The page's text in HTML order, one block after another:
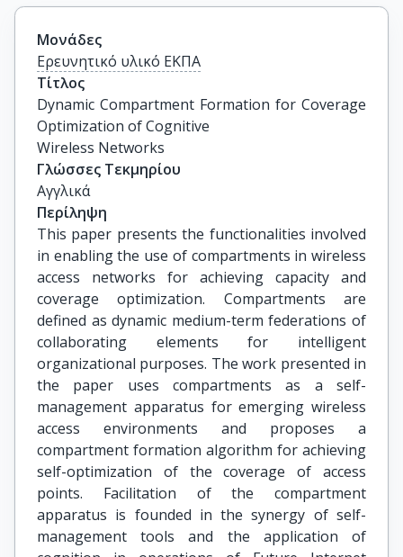
Μονάδες
Ερευνητικό υλικό ΕΚΠΑ
Τίτλος
Dynamic Compartment Formation for Coverage
Optimization of Cognitive
Wireless Networks
Γλώσσες Τεκμηρίου
Αγγλικά
Περίληψη
This paper presents the functionalities involved
in enabling the use of compartments in wireless
access networks for achieving capacity and
coverage optimization. Compartments are
defined as dynamic medium-term federations of
collaborating elements for intelligent
organizational purposes. The work presented in
the paper uses compartments as a self-
management apparatus for emerging wireless
access environments and proposes a
compartment formation algorithm for achieving
self-optimization of the coverage of access
points. Facilitation of the compartment
apparatus is founded in the synergy of self-
management tools and the application of